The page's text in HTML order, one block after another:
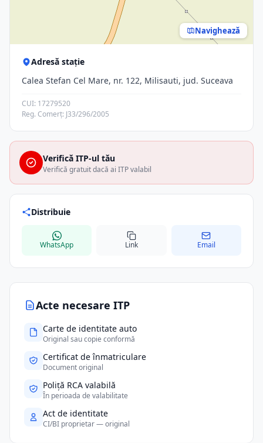
Acte necesare ITP
Carte de identitate auto
Original sau copie conformă
Certificat de înmatriculare
Document original
Poliță RCA valabilă
În perioada de valabilitate
Act de identitate
CI/BI proprietar — original
Navighează
Adresă stație
Calea Stefan Cel Mare, nr. 122, Milisauti, jud. Suceava
CUI: 17279520
Reg. Comerț: J33/296/2005
Verifică ITP-ul tău
Verifică gratuit dacă ai ITP valabil
Distribuie
WhatsApp Link Email